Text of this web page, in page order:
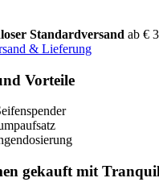
Standardversand ab €
& Lieferung
Vorteile
gekauft mit